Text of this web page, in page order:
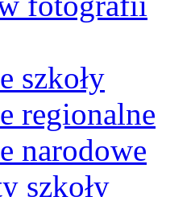
szkoły
regionalne
narodowe
szkoły